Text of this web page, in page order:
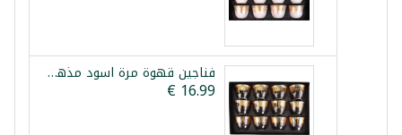
فناجين قهوة مرة اسود مذهب 12 فنجان